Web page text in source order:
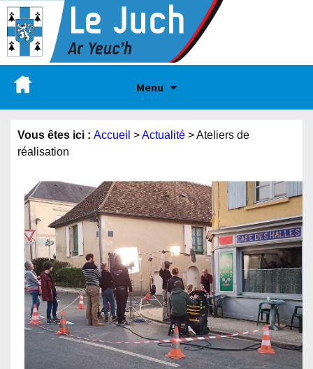
Menu
Vous êtes ici : Accueil >Actualité >Ateliers de
réalisation